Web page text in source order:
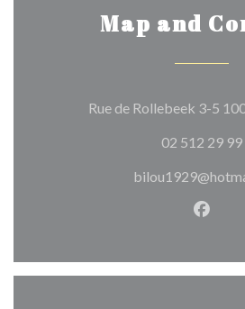
Map and
Rue de Rollebeek 3-5
02 512 29 99